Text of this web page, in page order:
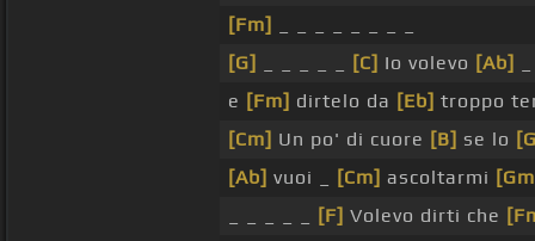
[Fm]
[G]
[C] Io volevo [Ab]
e [Fm] dirtelo da [Eb] troppo
[Cm] Un po' di cuore [B] se lo
[Ab] vuoi _ [Cm] ascoltarmi
[F] Volevo dirti che